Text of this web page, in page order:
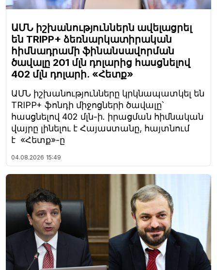
ԱՄՆ իշխանություններն ավելացրել
են TRIPP+ ձեռնարկատիրական
հիմնադրամի ֆինանսավորման
ծավալը 201 մլն դոլարից հասցնելով
402 մլն դոլարի. «Հետք»
ԱՄՆ իշխանությունները կրկնապատկել են
TRIPP+ ֆոնդի միջոցների ծավալը՝
հասցնելով 402 մլն-ի. իրացման հիմնական
վայրը լինելու է Հայաստանը, հայտնում
է «Հետք»-ը
04.08.2026 15:49